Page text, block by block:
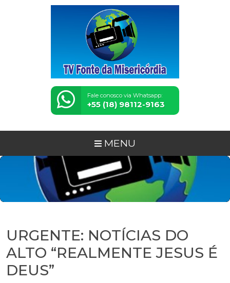
Fale conosco via Whatsapp:
+55 (18) 98112-9163
MENU
URGENTE: NOTÍCIAS DO
ALTO “REALMENTE JESUS É
DEUS”